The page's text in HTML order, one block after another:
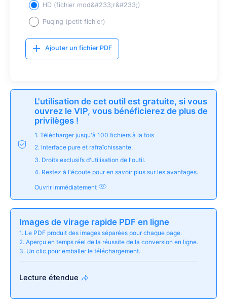
HD (fichier mod&#233;r&#233;)
Puqing (petit fichier)
Ajouter un fichier PDF
L'utilisation de cet outil est gratuite, si vous
ouvrez le VIP, vous bénéficierez de plus de
privilèges !
1. Télécharger jusqu'à 100 fichiers à la fois
2. Interface pure et rafraîchissante.
3. Droits exclusifs d'utilisation de l'outil.
4. Restez à l'écoute pour en savoir plus sur les avantages.
Ouvrir immédiatement
Images de virage rapide PDF en ligne
1. Le PDF produit des images séparées pour chaque page.
2. Aperçu en temps réel de la réussite de la conversion en ligne.
3. Un clic pour emballer le téléchargement.
Lecture étendue